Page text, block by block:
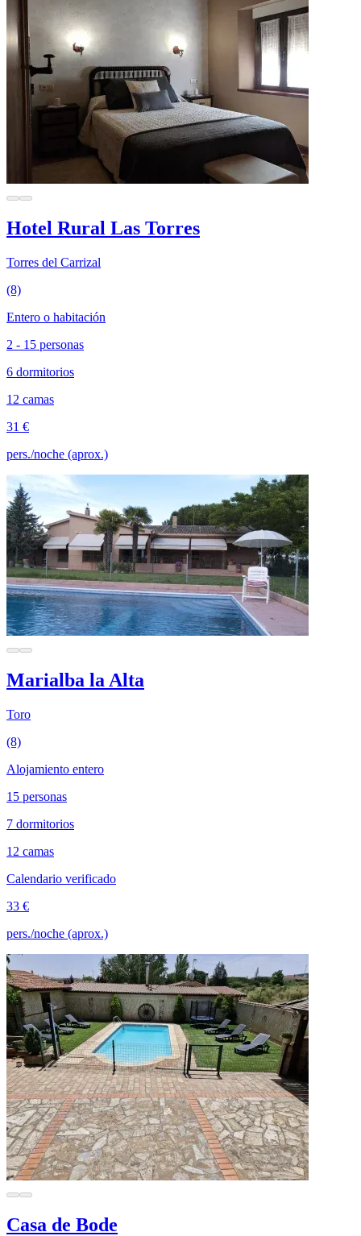
Hotel Rural Las Torres
Torres del Carrizal
(8)
Entero o habitación
2 - 15 personas
6 dormitorios
12 camas
31 €
pers./noche (aprox.)
Marialba la Alta
Toro
(8)
Alojamiento entero
15 personas
7 dormitorios
12 camas
Calendario verificado
33 €
pers./noche (aprox.)
Casa de Bode